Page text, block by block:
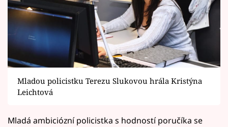
Mladou policistku Terezu Slukovou hrála Kristýna
Leichtová
Mladá ambiciózní policistka s hodností poručíka se